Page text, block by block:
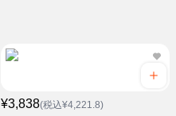
¥3,838(税込¥4,221.8)